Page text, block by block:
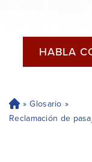
HABLA
H
og
» Glosario »
Reclamación de